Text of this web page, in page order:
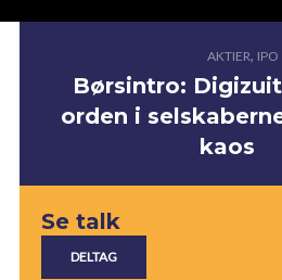
AKTIER, IPO
Børsintro:
orden i
kaos
Se talk